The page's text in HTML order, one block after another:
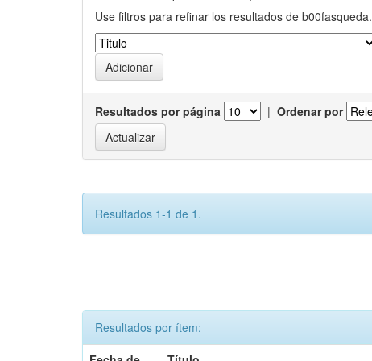
Use filtros para refinar los resultados de b00fasqueda.
Resultados por página | Ordenar por
Resultados 1-1 de 1.
Resultados por ítem: